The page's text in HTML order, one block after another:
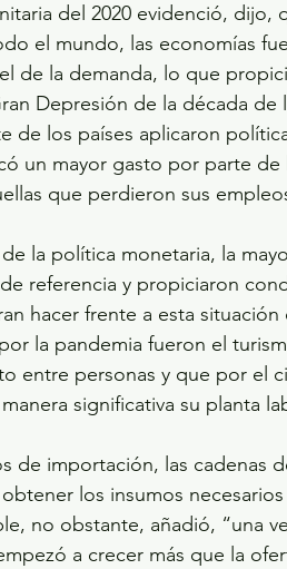
del 2020 evidenció, dijo,
el mundo, las economías
de la demanda, lo que
Depresión de la década de
de los países aplicaron
un mayor gasto por parte
que perdieron sus
la política monetaria, la
referencia y propiciaron
hacer frente a esta
la pandemia fueron el
entre personas y que por el
significativa su planta
de importación, las cadenas
los insumos
no obstante, añadió, “una
a crecer más que la